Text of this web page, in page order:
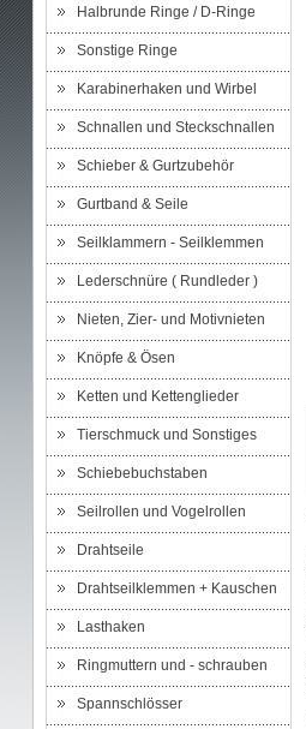
Halbrunde Ringe / D-Ringe
Sonstige Ringe
Karabinerhaken und Wirbel
Schnallen und Steckschnallen
Schieber & Gurtzubehör
Gurtband & Seile
Seilklammern - Seilklemmen
Lederschnüre ( Rundleder )
Nieten, Zier- und Motivnieten
Knöpfe & Ösen
Ketten und Kettenglieder
Tierschmuck und Sonstiges
Schiebebuchstaben
Seilrollen und Vogelrollen
Drahtseile
Drahtseilklemmen + Kauschen
Lasthaken
Ringmuttern und - schrauben
Spannschlösser